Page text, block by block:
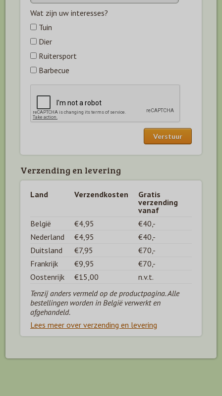
Wat zijn uw interesses?
Tuin
Dier
Ruitersport
Barbecue
Verzending en levering
Land Verzendkosten
Gratis
verzending
vanaf
België
€4,95
€40,-
Nederland
€4,95
€40,-
Duitsland
€7,95
€70,-
Frankrijk
€9,95
€70,-
Oostenrijk
€15,00
n.v.t.
Tenzij anders vermeld op de productpagina. Alle
bestellingen worden in België verwerkt en
afgehandeld.
Lees meer over verzending en levering